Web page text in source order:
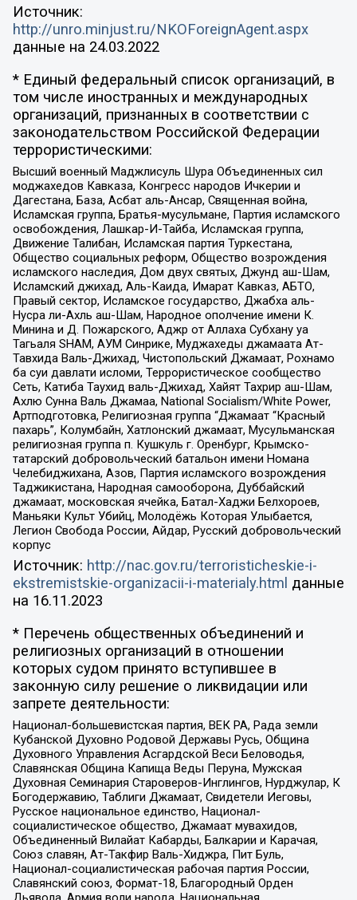
Источник:
http://unro.minjust.ru/NKOForeignAgent.aspx
данные на 24.03.2022
* Единый федеральный список организаций, в
том числе иностранных и международных
организаций, признанных в соответствии с
законодательством Российской Федерации
террористическими:
Высший военный Маджлисуль Шура Объединенных сил
моджахедов Кавказа, Конгресс народов Ичкерии и
Дагестана, База, Асбат аль-Ансар, Священная война,
Исламская группа, Братья-мусульмане, Партия исламского
освобождения, Лашкар-И-Тайба, Исламская группа,
Движение Талибан, Исламская партия Туркестана,
Общество социальных реформ, Общество возрождения
исламского наследия, Дом двух святых, Джунд аш-Шам,
Исламский джихад, Аль-Каида, Имарат Кавказ, АБТО,
Правый сектор, Исламское государство, Джабха аль-
Нусра ли-Ахль аш-Шам, Народное ополчение имени К.
Минина и Д. Пожарского, Аджр от Аллаха Субхану уа
Тагьаля SHAM, АУМ Синрике, Муджахеды джамаата Ат-
Тавхида Валь-Джихад, Чистопольский Джамаат, Рохнамо
ба суи давлати исломи, Террористическое сообщество
Сеть, Катиба Таухид валь-Джихад, Хайят Тахрир аш-Шам,
Ахлю Сунна Валь Джамаа, National Socialism/White Power,
Артподготовка, Религиозная группа “Джамаат “Красный
пахарь”, Колумбайн, Хатлонский джамаат, Мусульманская
религиозная группа п. Кушкуль г. Оренбург, Крымско-
татарский добровольческий батальон имени Номана
Челебиджихана, Азов, Партия исламского возрождения
Таджикистана, Народная самооборона, Дуббайский
джамаат, московская ячейка, Батал-Хаджи Белхороев,
Маньяки Культ Убийц, Молодёжь Которая Улыбается,
Легион Свобода России, Айдар, Русский добровольческий
корпус
Источник: http://nac.gov.ru/terroristicheskie-i-
ekstremistskie-organizacii-i-materialy.html данные
на 16.11.2023
* Перечень общественных объединений и
религиозных организаций в отношении
которых судом принято вступившее в
законную силу решение о ликвидации или
запрете деятельности:
Национал-большевистская партия, ВЕК РА, Рада земли
Кубанской Духовно Родовой Державы Русь, Община
Духовного Управления Асгардской Веси Беловодья,
Славянская Община Капища Веды Перуна, Мужская
Духовная Семинария Староверов-Инглингов, Нурджулар, К
Богодержавию, Таблиги Джамаат, Свидетели Иеговы,
Русское национальное единство, Национал-
социалистическое общество, Джамаат мувахидов,
Объединенный Вилайат Кабарды, Балкарии и Карачая,
Союз славян, Ат-Такфир Валь-Хиджра, Пит Буль,
Национал-социалистическая рабочая партия России,
Славянский союз, Формат-18, Благородный Орден